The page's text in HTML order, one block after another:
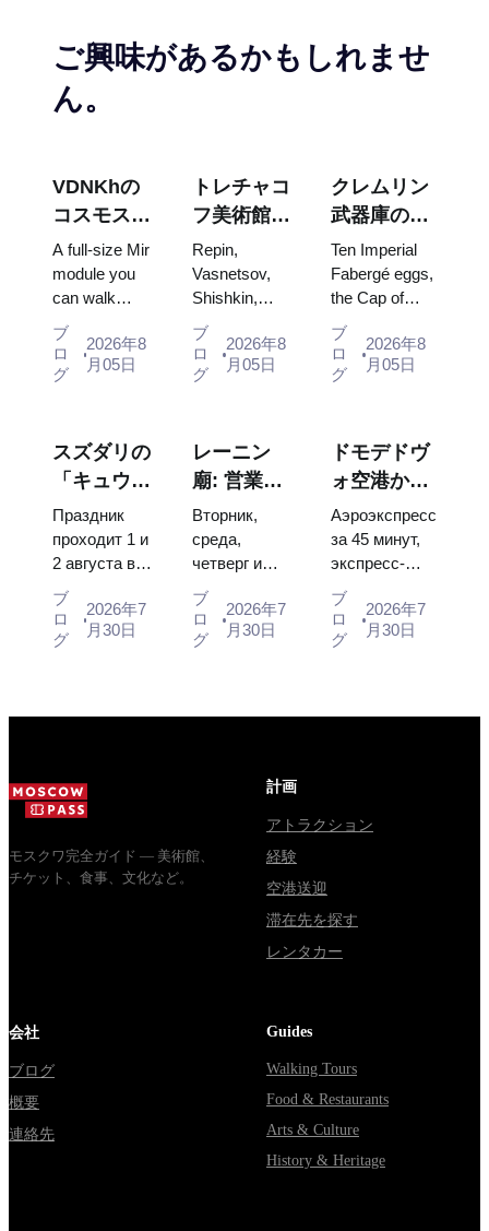
ご興味があるかもしれませ
ん。
VDNKhの
コスモス・
パビリオ
ン：ロシア
最大の宇宙
博覧会内部
A full-size Mir
module you
can walk
through, the
Energia–
Buran model,
capsules and
120 pieces of
flight...
ブ
ロ
グ
2026年8
月05日
トレチャコ
フ美術館の
傑作：計画
を立てる価
値のある絵
画
Repin,
Vasnetsov,
Shishkin,
Vrubel, Serov
and Surikov
— the works
they hang,
and why
booking the...
ブ
ロ
グ
2026年8
月05日
クレムリン
武器庫の
宝：ファベ
ルジェの
卵、玉座、
戴冠式の衣
装
Ten Imperial
Fabergé eggs,
the Cap of
Monomakh,
the double
throne of two
dress of
Catherine...
ブ
ロ
グ
2026年8
月05日
スズダリの
「キュウリ
の日」
2026：チケ
ット、日
程、モスク
ワからのア
クセス方法
Праздник
проходит 1 и
2 августа в
Музее
деревянного
зодчества.
через
Владими...
ブ
ロ
グ
2026年7
月30日
レーニン
廟: 営業時
間、入場方
法、そして
クレムリン
との混同に
ついての主
な混乱点
Вторник,
среда,
четверг и
суббота с
10:00 до
13:00, вход
Мавзолей
ブ
ロ
グ
2026年7
月30日
ドモデドヴ
ォ空港から
モスクワ市
内へ：エア
ポートエク
スプレス、
バス、また
は電車
Аэроэкспресс
за 45 минут,
экспресс-
автобус за
450 рублей,
социальный
ブ
ロ
グ
2026年7
月30日
モスクワ完全ガイド — 美術館、
チケット、食事、文化など。
計画
アトラクション
経験
空港送迎
滞在先を探す
レンタカー
会社
ブログ
概要
連絡先
Guides
Walking Tours
Food & Restaurants
Arts & Culture
History & Heritage